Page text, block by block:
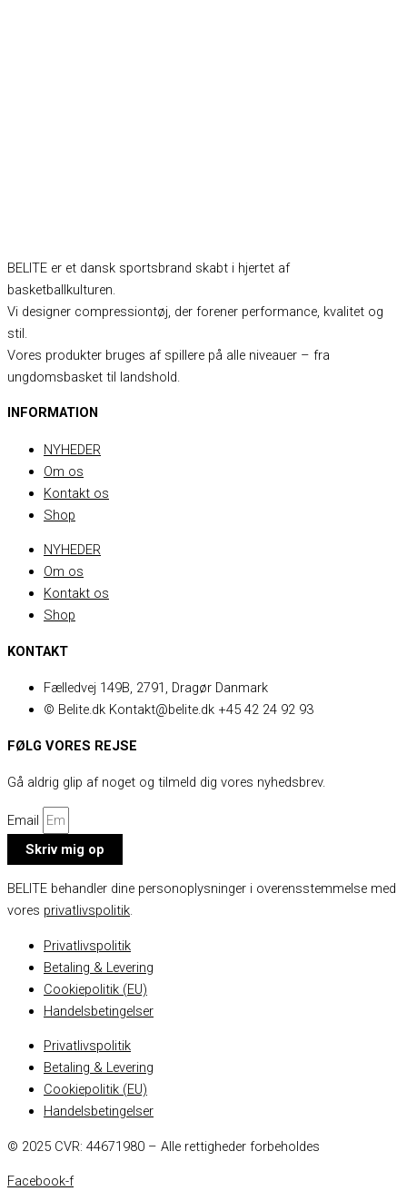
BELITE er et dansk sportsbrand skabt i hjertet af
basketballkulturen.
Vi designer compressiontøj, der forener performance, kvalitet og
stil.
Vores produkter bruges af spillere på alle niveauer – fra
ungdomsbasket til landshold.
INFORMATION
NYHEDER
Om os
Kontakt os
Shop
NYHEDER
Om os
Kontakt os
Shop
KONTAKT
Fælledvej 149B, 2791, Dragør Danmark
© Belite.dk Kontakt@belite.dk +45 42 24 92 93
FØLG VORES REJSE
Gå aldrig glip af noget og tilmeld dig vores nyhedsbrev.
Email
Skriv mig op
BELITE behandler dine personoplysninger i overensstemmelse med
vores privatlivspolitik.
Privatlivspolitik
Betaling & Levering
Cookiepolitik (EU)
Handelsbetingelser
Privatlivspolitik
Betaling & Levering
Cookiepolitik (EU)
Handelsbetingelser
© 2025 CVR: 44671980 – Alle rettigheder forbeholdes
Facebook-f